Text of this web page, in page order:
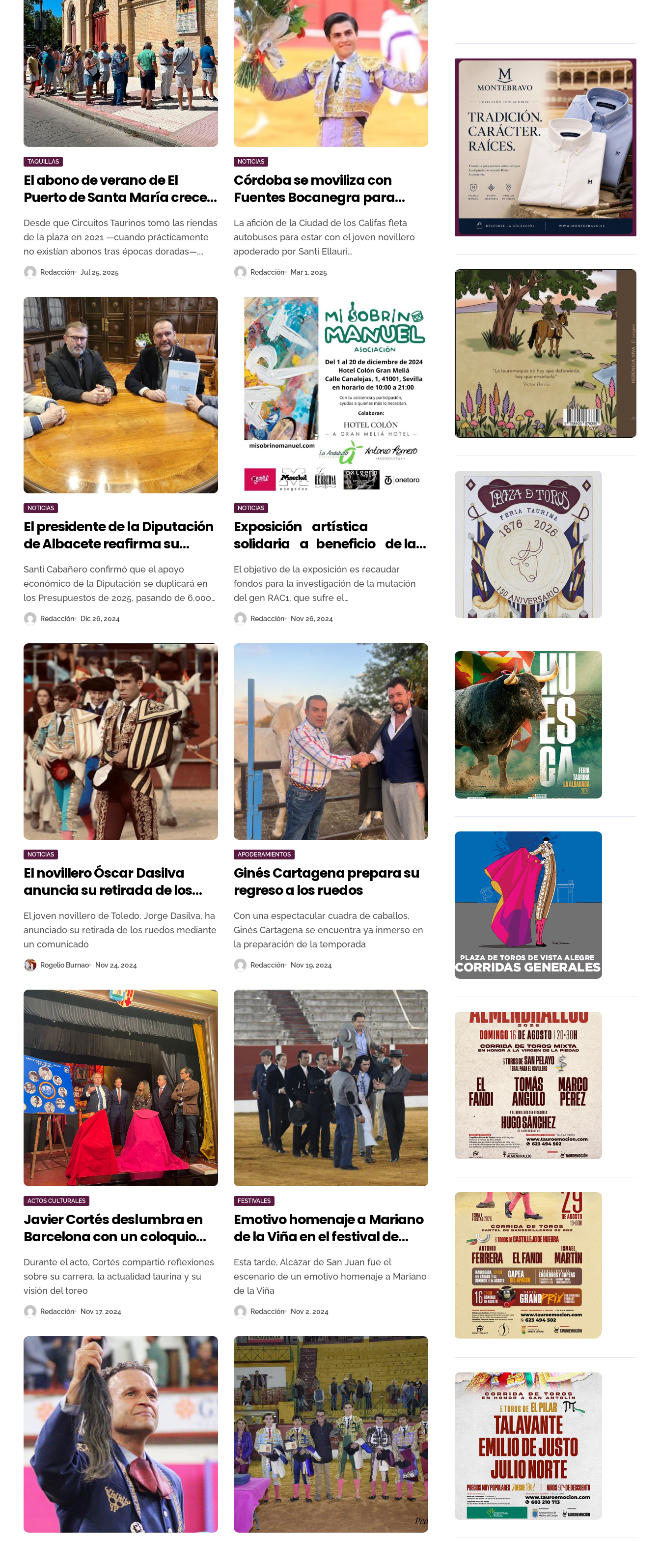
TAQUILLAS
El abono de verano de El
Puerto de Santa María crece
un 50% respecto a 2024
Desde que Circuitos Taurinos tomó las riendas
de la plaza en 2021 —cuando prácticamente
no existían abonos tras épocas doradas—,…
Redacción Jul 25, 2025
NOTICIAS
Córdoba se moviliza con
Fuentes Bocanegra para
estar en Ayamonte
La afición de la Ciudad de los Califas fleta
autobuses para estar con el joven novillero
apoderado por Santi Ellauri…
Redacción Mar 1, 2025
NOTICIAS
El presidente de la Diputación
de Albacete reafirma su
apoyo a la Fundación Toro de
Lidia duplicando su
aportación económica
Santi Cabañero confirmó que el apoyo
económico de la Diputación se duplicará en
los Presupuestos de 2025, pasando de 6.000…
Redacción Dic 26, 2024
NOTICIAS
Exposición artística
solidaria a beneficio de la
Asociación ‘Mi Sobrino
Manuel’
El objetivo de la exposición es recaudar
fondos para la investigación de la mutación
del gen RAC1, que sufre el…
Redacción Nov 26, 2024
NOTICIAS
El novillero Óscar Dasilva
anuncia su retirada de los
ruedos
El joven novillero de Toledo, Jorge Dasilva, ha
anunciado su retirada de los ruedos mediante
un comunicado
Rogelio Burnao Nov 24, 2024
APODERAMIENTOS
Ginés Cartagena prepara su
regreso a los ruedos
Con una espectacular cuadra de caballos,
Ginés Cartagena se encuentra ya inmerso en
la preparación de la temporada
Redacción Nov 19, 2024
ACTOS CULTURALES
Javier Cortés deslumbra en
Barcelona con un coloquio
taurino de profundidad y
maestría
Durante el acto, Cortés compartió reflexiones
sobre su carrera, la actualidad taurina y su
visión del toreo
Redacción Nov 17, 2024
FESTIVALES
Emotivo homenaje a Mariano
de la Viña en el festival de
Alcázar de San Juan
Esta tarde, Alcázar de San Juan fue el
escenario de un emotivo homenaje a Mariano
de la Viña
Redacción Nov 2, 2024